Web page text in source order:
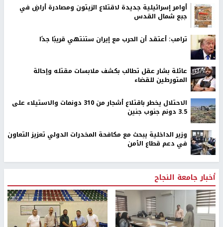
أوامر إسرائيلية جديدة لاقتلاع الزيتون ومصادرة أراضٍ في
جبع شمال القدس
ترامب: أعتقد أن الحرب مع إيران ستنتهي قريبًا جدًا
عائلة بشار عقل تطالب بكشف ملابسات مقتله وإحالة
المتورطين للقضاء
الاحتلال يخطر باقتلاع أشجار من 310 دونمات والاستيلاء على
3.5 دونم جنوب جنين
وزير الداخلية يبحث مع مكافحة المخدرات الدولي تعزيز التعاون
في دعم قطاع الأمن
أخبار جامعة النجاح